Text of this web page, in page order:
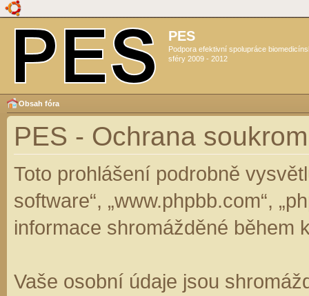
PES
Podpora efektivní spolupráce
sféry 2009 - 2012
Obsah fóra
PES - Ochrana
Toto prohlášení podrobně
software“, „www.phpbb.com“,
informace shromážděné během
Vaše osobní údaje jsou